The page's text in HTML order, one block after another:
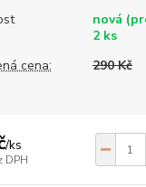
nová
2 ks
cena:
290 Kč
/ks
DPH